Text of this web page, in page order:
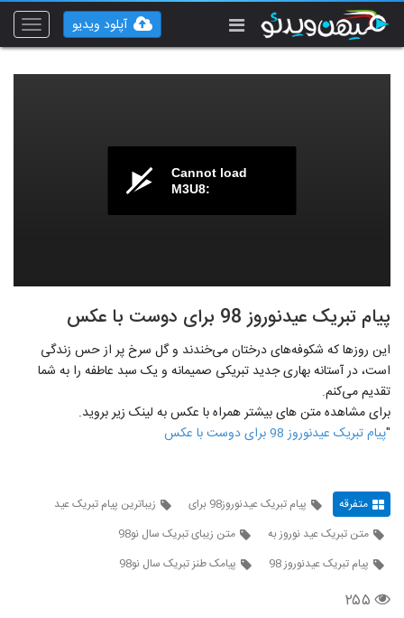
Toggle
آپلود ویدیو
Cannot load
M3U8:
پیام تبریک عیدنوروز 98 برای دوست با عکس
این روزها که شکوفه‌های درختان می‌خندند و گل سرخ پر از حس زندگی
است، در آستانه بهاری جدید تبریکی صمیمانه و یک سبد عاطفه را به شما
تقدیم می‌کنم.
برای مشاهده متن های بیشتر همراه با عکس به لینک زیر بروید.
"پیام تبریک عیدنوروز 98 برای دوست با عکس
متفرقه پیام تبریک عیدنوروز98 برای
زیباترین پیام تبریک عید
متن تبریک عید نوروز به
متن زیبای تبریک سال نو98
پیام تبریک عیدنوروز 98
پیامک طنز تبریک سال نو98
۲۵۵